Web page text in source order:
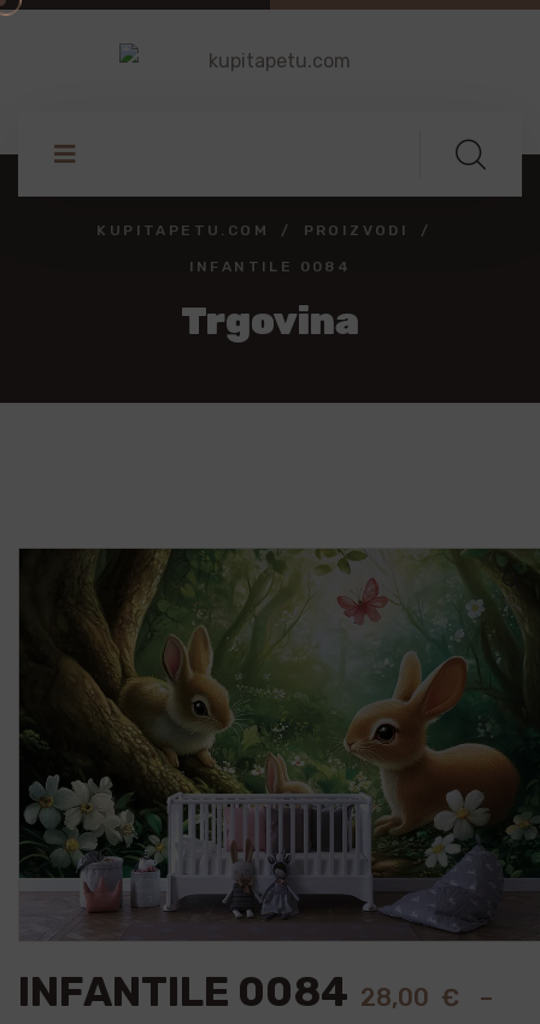
KUPITAPETU.COM PROIZVODI
INFANTILE 0084
Trgovina
🔍
INFANTILE 0084 28,00 €
–